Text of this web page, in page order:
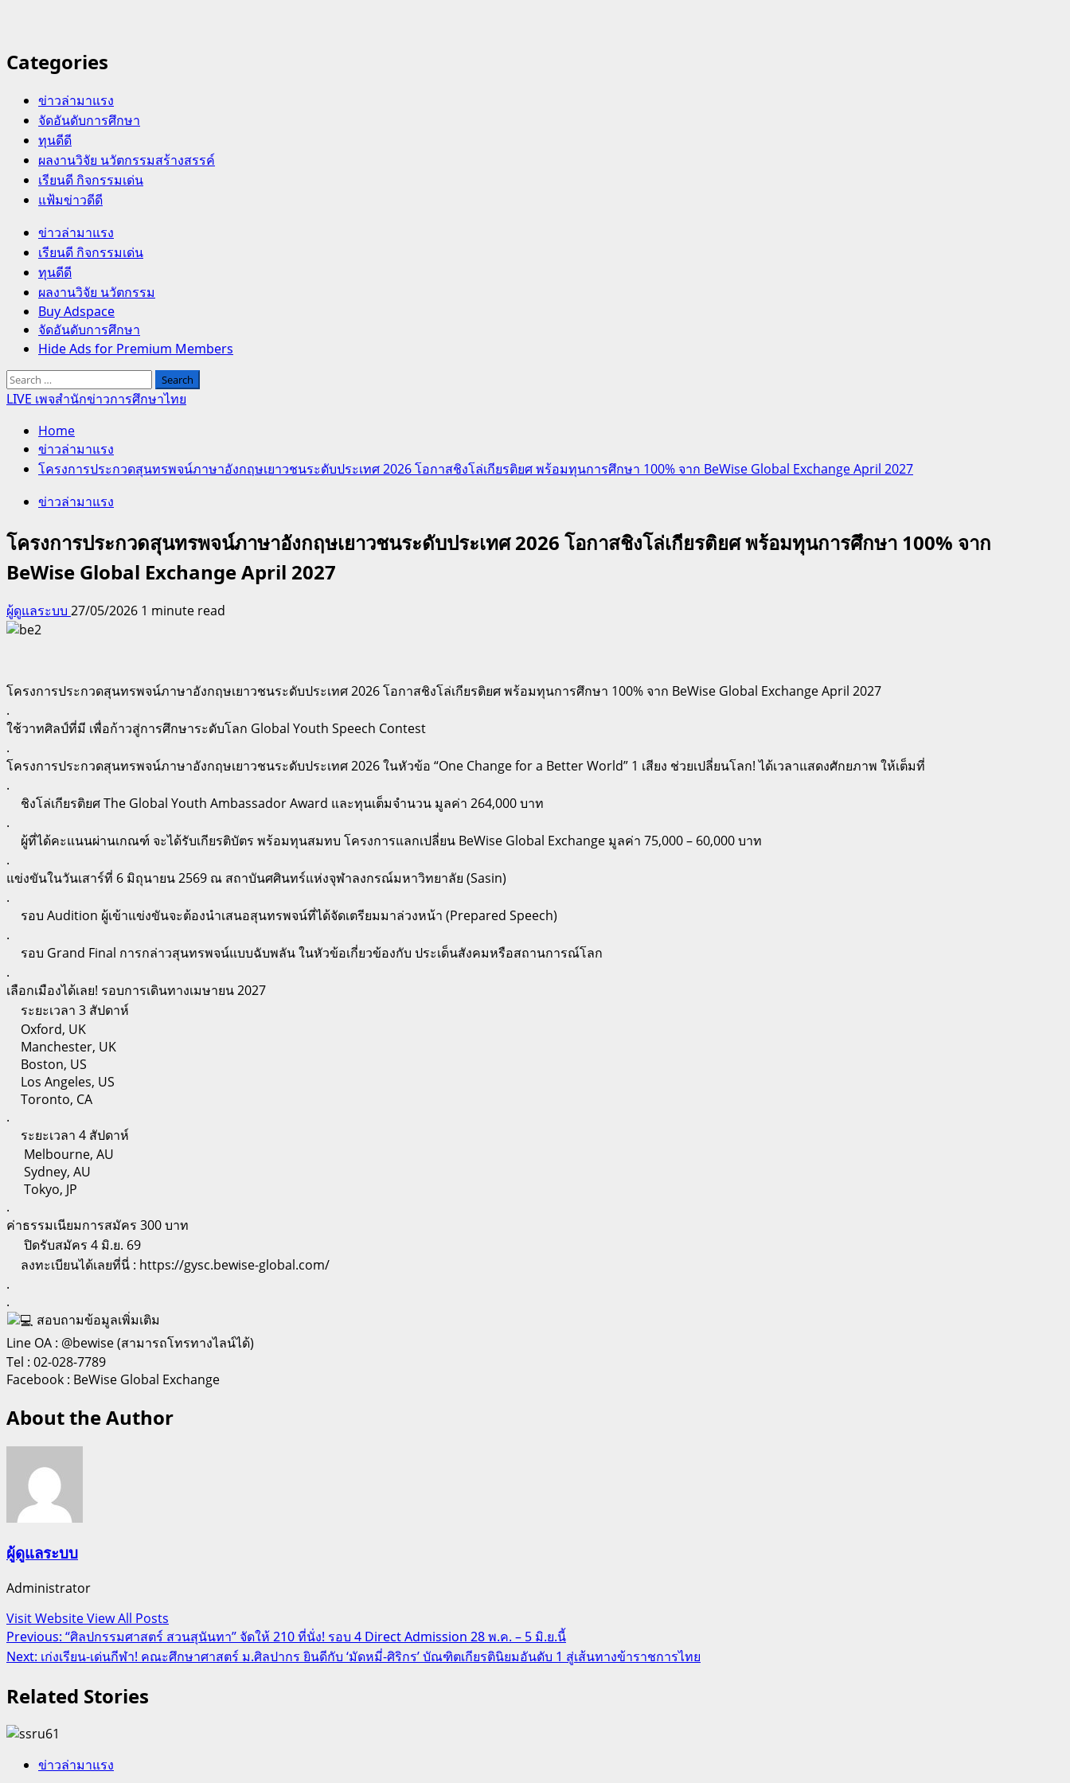
Categories
ข่าวล่ามาแรง
จัดอันดับการศึกษา
ทุนดีดี
ผลงานวิจัย นวัตกรรมสร้างสรรค์
เรียนดี กิจกรรมเด่น
แฟ้มข่าวดีดี
Primary
Menu
ข่าวล่ามาแรง
เรียนดี กิจกรรมเด่น
ทุนดีดี
ผลงานวิจัย นวัตกรรม
Buy Adspace
จัดอันดับการศึกษา
Hide Ads for Premium Members
Search
for:
LIVE เพจสำนักข่าวการศึกษาไทย
Home
ข่าวล่ามาแรง
โครงการประกวดสุนทรพจน์ภาษาอังกฤษเยาวชนระดับประเทศ 2026 โอกาสชิงโล่เกียรติยศ พร้อมทุนการศึกษา 100% จาก BeWise Global Exchange April 2027
ข่าวล่ามาแรง
โครงการประกวดสุนทรพจน์ภาษาอังกฤษเยาวชนระดับประเทศ 2026 โอกาสชิงโล่เกียรติยศ พร้อมทุนการศึกษา 100% จาก
BeWise Global Exchange April 2027
ผู้ดูแลระบบ 27/05/2026 1 minute read
โครงการประกวดสุนทรพจน์ภาษาอังกฤษเยาวชนระดับประเทศ 2026 โอกาสชิงโล่เกียรติยศ พร้อมทุนการศึกษา 100% จาก BeWise Global Exchange April 2027
.
ใช้วาทศิลป์ที่มี เพื่อก้าวสู่การศึกษาระดับโลก Global Youth Speech Contest
.
โครงการประกวดสุนทรพจน์ภาษาอังกฤษเยาวชนระดับประเทศ 2026 ในหัวข้อ “One Change for a Better World” 1 เสียง ช่วยเปลี่ยนโลก! ได้เวลาแสดงศักยภาพ ให้เต็มที่
.
ชิงโล่เกียรติยศ The Global Youth Ambassador Award และทุนเต็มจำนวน มูลค่า 264,000 บาท
.
ผู้ที่ได้คะแนนผ่านเกณฑ์ จะได้รับเกียรติบัตร พร้อมทุนสมทบ โครงการแลกเปลี่ยน BeWise Global Exchange มูลค่า 75,000 – 60,000 บาท
.
แข่งขันในวันเสาร์ที่ 6 มิถุนายน 2569 ณ สถาบันศศินทร์แห่งจุฬาลงกรณ์มหาวิทยาลัย (Sasin)
.
รอบ Audition ผู้เข้าแข่งขันจะต้องนำเสนอสุนทรพจน์ที่ได้จัดเตรียมมาล่วงหน้า (Prepared Speech)
.
รอบ Grand Final การกล่าวสุนทรพจน์แบบฉับพลัน ในหัวข้อเกี่ยวข้องกับ ประเด็นสังคมหรือสถานการณ์โลก
.
เลือกเมืองได้เลย! รอบการเดินทางเมษายน 2027
ระยะเวลา 3 สัปดาห์
Oxford, UK
Manchester, UK
Boston, US
Los Angeles, US
Toronto, CA
.
ระยะเวลา 4 สัปดาห์
Melbourne, AU
Sydney, AU
Tokyo, JP
.
ค่าธรรมเนียมการสมัคร 300 บาท
ปิดรับสมัคร 4 มิ.ย. 69
ลงทะเบียนได้เลยที่นี่ : https://gysc.bewise-global.com/
.
.
สอบถามข้อมูลเพิ่มเติม
Line OA : @bewise (สามารถโทรทางไลน์ได้)
Tel : 02-028-7789
Facebook : BeWise Global Exchange
About the Author
ผู้ดูแลระบบ
Administrator
Visit WebsiteView All Posts
Post
navigation
Previous: “ศิลปกรรมศาสตร์ สวนสุนันทา” จัดให้ 210 ที่นั่ง! รอบ 4 Direct Admission 28 พ.ค. – 5 มิ.ย.นี้
Next: เก่งเรียน-เด่นกีฬา! คณะศึกษาศาสตร์ ม.ศิลปากร ยินดีกับ ‘มัดหมี่-ศิริกร’ บัณฑิตเกียรตินิยมอันดับ 1 สู่เส้นทางข้าราชการไทย
Related Stories
ข่าวล่ามาแรง